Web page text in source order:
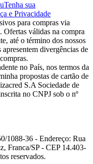
Tenha sua
e Privacidade
para compras via
Ofertas válidas na compra
até o término dos nossos
divergências de
no País, nos termos da
propostas de cartão de
S.A Sociedade de
no CNPJ sob o nº
1088-36 - Endereço: Rua
Franca/SP - CEP 14.403-
reservados.